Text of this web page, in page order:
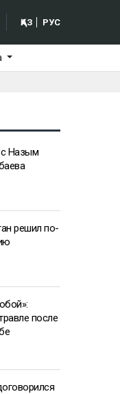
ҚАЗ РУС
с Назым
решил по-
после